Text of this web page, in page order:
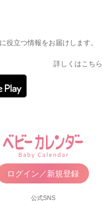
役立つ情報をお届けします。
詳しくはこちら
ログイン／新規登録
公式SNS